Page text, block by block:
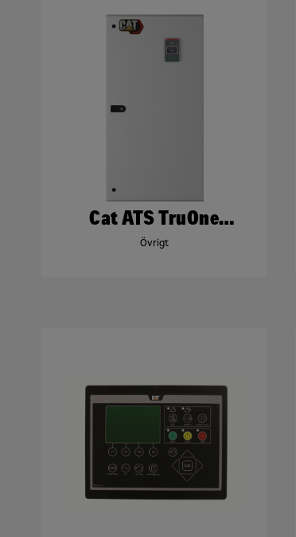
Cat ATS TruOne
TruControl CG
Övrigt